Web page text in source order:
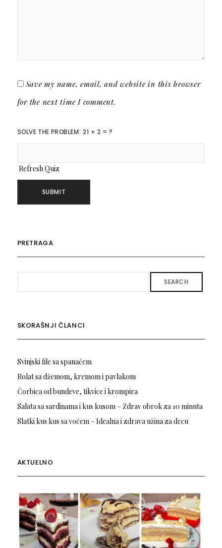
Save my name, email, and website in this browser
for the next time I comment.
SOLVE THE PROBLEM: 21 + 2 = ?
Refresh Quiz
PRETRAGA
SEARCH
SKORAŠNJI ČLANCI
Svinjski file sa spanaćem
Rolat sa džemom, kremom i pavlakom
Čorbica od bundeve, tikvice i krompira
Salata sa sardinama i kus kusom – Zdrav obrok za 10 minuta
Slatki kus kus sa voćem – Idealna i zdrava užina za decu
AKTUELNO